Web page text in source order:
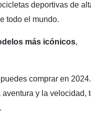
deportivas de
todo el mundo.
más icónicos,
comprar en 2024.
y la velocidad,